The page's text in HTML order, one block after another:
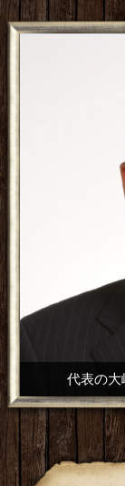
代表の大
オール浄
土地
土